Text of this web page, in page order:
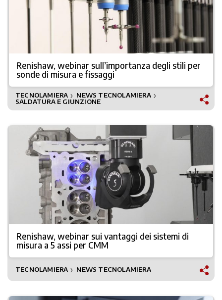
Renishaw, webinar sull’importanza degli stili per
sonde di misura e fissaggi
TECNOLAMIERA ❯ NEWS TECNOLAMIERA❯
SALDATURA E GIUNZIONE
Renishaw, webinar sui vantaggi dei sistemi di
misura a 5 assi per CMM
TECNOLAMIERA ❯ NEWS TECNOLAMIERA